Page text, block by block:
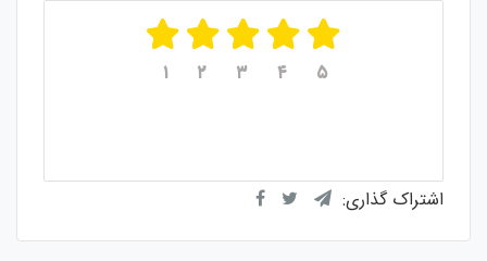
۱ ۲ ۳ ۴ ۵
اشتراک گذاری: